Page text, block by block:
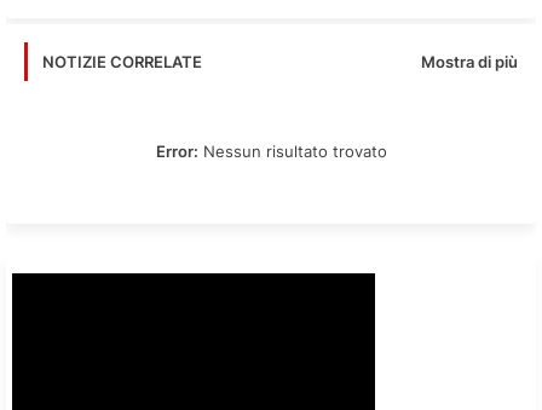
NOTIZIE CORRELATE Mostra di più
Error: Nessun risultato trovato